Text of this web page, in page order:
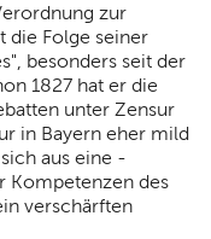
zur
die Folge seiner
besonders seit der
1827 hat er die
unter Zensur
in Bayern eher mild
aus eine -
Kompetenzen des
verschärften